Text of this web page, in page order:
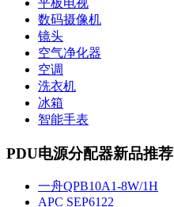
平板电视
数码摄像机
镜头
空气净化器
空调
洗衣机
冰箱
智能手表
PDU电源分配器新品推荐
一舟QPB10A1-8W/1H
APC SEP6122